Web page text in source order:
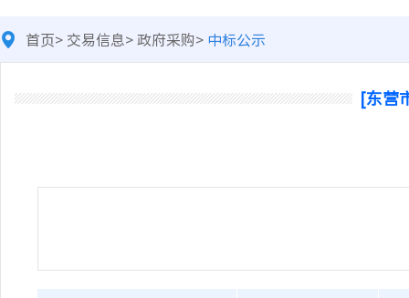
首页> 交易信息>政府采购> 中标公示
[东营